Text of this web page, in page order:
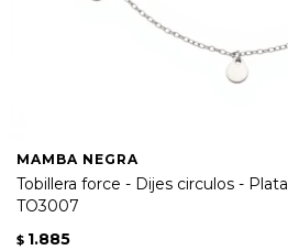
MAMBA NEGRA
Tobillera force - Dijes circulos -
TO3007
$ 1.885